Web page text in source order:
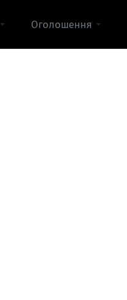
Оголошення